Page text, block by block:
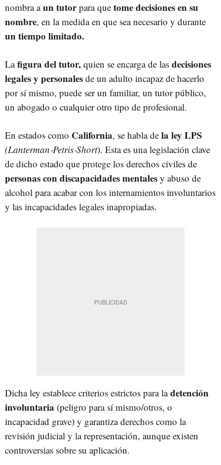
nombra aun tutorpara que tome decisiones en su
nombre, en la medida en que sea necesario y durante
un tiempo limitado.
Lafigura del tutor, quien se encarga de las decisiones
legales y personales de un adulto incapaz de hacerlo
por sí mismo, puede ser un familiar, un tutor público,
un abogado o cualquier otro tipo de profesional.
En estados como California, se habla de la ley LPS
(Lanterman‑Petris‑Short). Esta es una legislación clave
de dicho estado que protege los derechos civiles de
personas con discapacidades mentales y abuso de
alcohol para acabar con los internamientos involuntarios
y las incapacidades legales inapropiadas.
Dicha ley establece criterios estrictos para ladetención
involuntaria (peligro para sí mismo/otros, o
incapacidad grave) y garantiza derechos como la
revisión judicial y la representación, aunque existen
controversias sobre su aplicación.